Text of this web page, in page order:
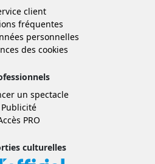
client
fréquentes
personnelles
des cookies
un spectacle
Publicité
PRO
culturelles